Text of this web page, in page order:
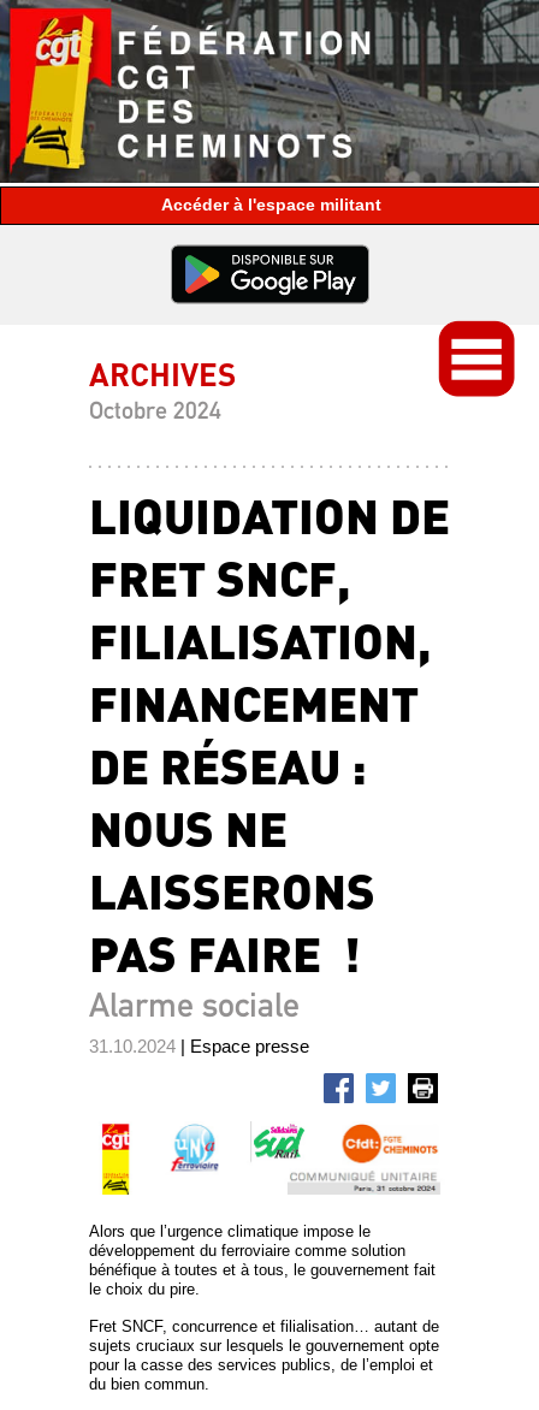
espace militant
ARCHIVES
Octobre 2024
LIQUIDATION DE
FRET SNCF,
FILIALISATION,
FINANCEMENT
DE RÉSEAU :
NOUS NE
LAISSERONS
PAS FAIRE !
Alarme sociale
31.10.2024 | Espace presse
Alors que l’urgence climatique impose le
développement du ferroviaire comme solution
bénéfique à toutes et à tous, le gouvernement fait
le choix du pire.
Fret SNCF, concurrence et filialisation… autant de
sujets cruciaux sur lesquels le gouvernement opte
pour la casse des services publics, de l’emploi et
du bien commun.